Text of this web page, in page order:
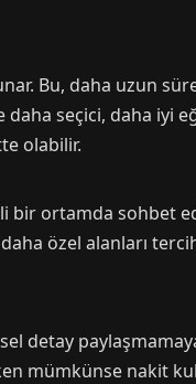
Bu, daha uzun
daha seçici, daha iyi
olabilir.
bir ortamda sohbet
özel alanları
detay
mümkünse nakit